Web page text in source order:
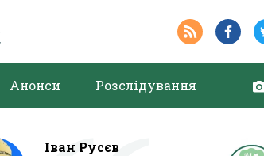
Анонси Розслідування
Іван Русєв